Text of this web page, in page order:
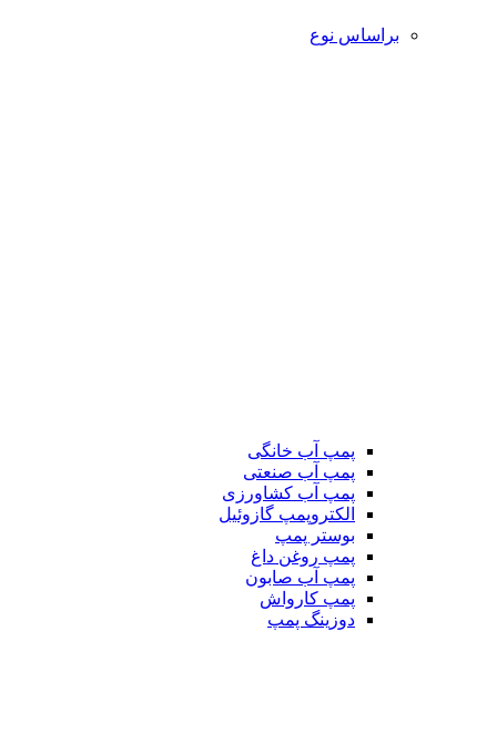
براساس نوع
پمپ آب خانگی
پمپ آب صنعتی
پمپ آب کشاورزی
الکتروپمپ گازوئیل
بوستر پمپ
پمپ روغن داغ
پمپ آب صابون
پمپ کارواش
دوزینگ پمپ